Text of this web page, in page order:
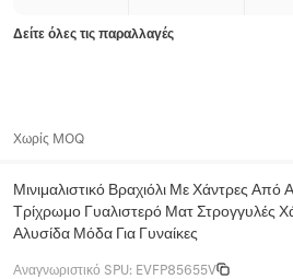
Δείτε όλες τις παραλλαγές
Χωρίς MOQ
Μινιμαλιστικό Βραχιόλι Με Χάντρες Από
Τρίχρωμο Γυαλιστερό Ματ Στρογγυλές
Αλυσίδα Μόδα Για Γυναίκες
Αναγνωριστικό SPU: EVFP85655V